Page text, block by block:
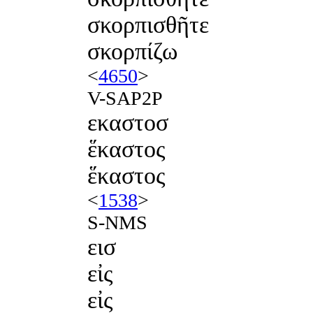
σκορπισθῆτε
σκορπίζω
<4650>
V-SAP2P
εκαστοσ
ἕκαστος
ἕκαστος
<1538>
S-NMS
εισ
εἰς
εἰς